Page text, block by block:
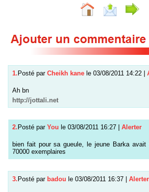
1.Posté par Cheikh kane le 03/08/2011 14:22 |
Ah bn
http://jottali.net
2. Posté par You le 03/08/2011 16:27 Alerter
bien fait pour sa gueule, le jeune Barka
70000 exemplaires
3. Posté par badou le 03/08/2011 16:37 Alerter